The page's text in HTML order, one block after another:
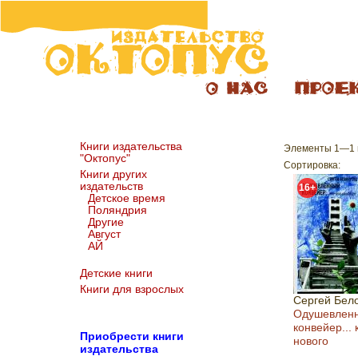
Книги издательства
"Октопус"
Книги других
издательств
Детское время
Поляндрия
Другие
Август
АЙ
Детские книги
Книги для взрослых
Приобрести книги
издательства
Элементы 1—1
Сортировка:
16+
Сергей
конвейер...
нового